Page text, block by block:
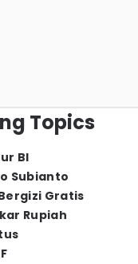
Topics
BI
Subianto
Gratis
Rupiah